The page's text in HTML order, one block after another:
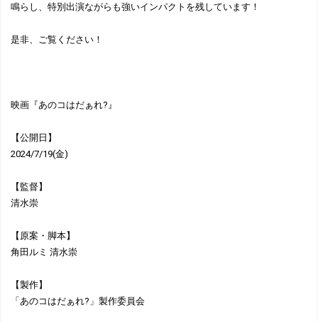
鳴らし、特別出演ながらも強いインパクトを残しています！
是非、ご覧ください！
映画『あのコはだぁれ?』
【公開日】
2024/7/19(金)
【監督】
清水崇
【原案・脚本】
角田ルミ 清水崇
【製作】
「あのコはだぁれ?」製作委員会